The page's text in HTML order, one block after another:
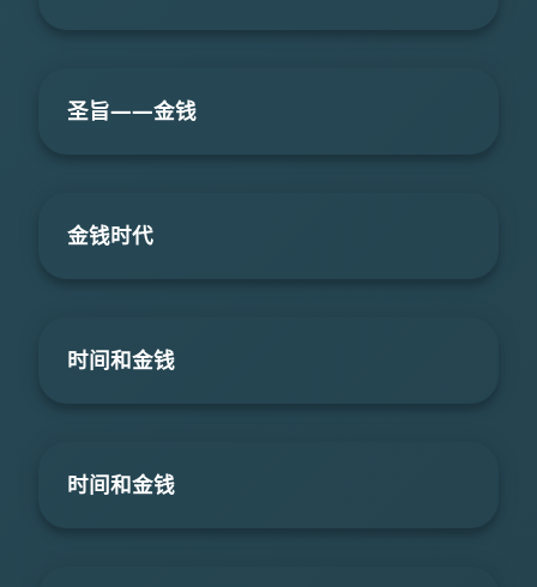
圣旨――金钱
金钱时代
时间和金钱
时间和金钱